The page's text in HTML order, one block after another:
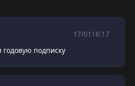
17/01 16:17
подписку